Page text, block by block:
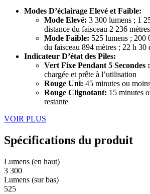
Modes D’éclairage Elevé et Faible:
Mode Elevé: 3 300 lumens ; 1
distance du faisceau 2 236
Mode Faible: 525 lumens ; 200
du faisceau 894 mètres ; 22 h 30
Indicateur D’état des Piles:
Vert Fixe Pendant 5 Secondes :
chargée et prête à l’utilisation
Rouge Uni: 45 minutes ou
Rouge Clignotant: 15 minutes
restante
VOIR PLUS
Spécifications du produit
Lumens (en haut)
3 300
Lumens (sur bas)
525